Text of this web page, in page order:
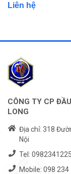
Liên hệ
CÔNG TY CP
LONG
Địa chỉ: 318
Nội
Tel: 0982341225
Mobile: 098 234